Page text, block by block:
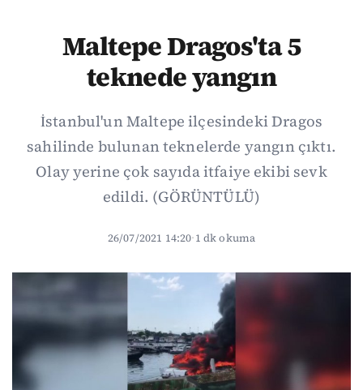
Maltepe Dragos'ta 5
teknede yangın
İstanbul'un Maltepe ilçesindeki Dragos
sahilinde bulunan teknelerde yangın çıktı.
Olay yerine çok sayıda itfaiye ekibi sevk
edildi. (GÖRÜNTÜLÜ)
26/07/2021 14:20·1 dk okuma